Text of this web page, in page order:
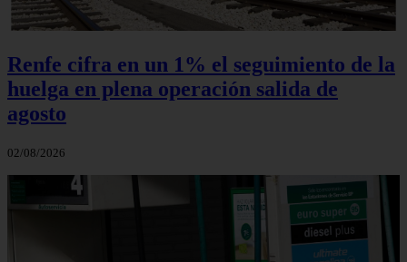
Renfe cifra en un 1% el seguimiento de la
huelga en plena operación salida de
agosto
02/08/2026